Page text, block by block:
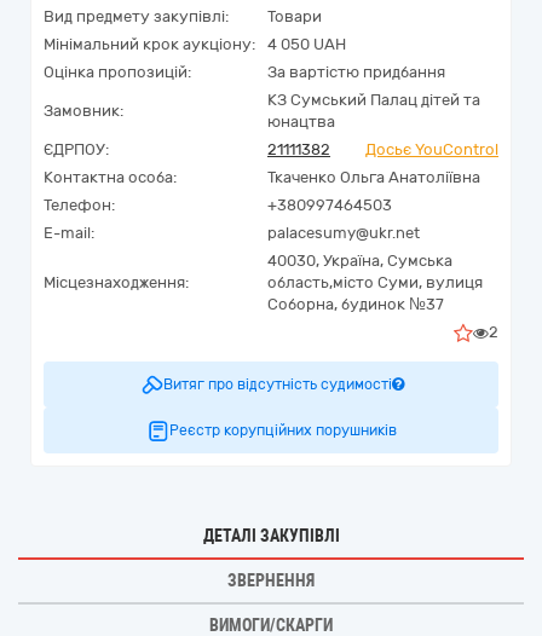
Вид предмету закупівлі:
Товари
Мінімальний крок аукціону:
4 050 UAH
Оцінка пропозицій:
За вартістю придбання
Замовник:
КЗ Сумський Палац дітей та
юнацтва
ЄДРПОУ:
21111382
Досьє YouControl
Контактна особа:
Ткаченко Ольга Анатоліївна
Телефон:
+380997464503
E-mail:
palacesumy@ukr.net
Місцезнаходження:
40030, Україна, Сумська
область,місто Суми, вулиця
Соборна, будинок №37
2
Витяг про відсутність судимості
Реєстр корупційних порушників
ДЕТАЛІ ЗАКУПІВЛІ
ЗВЕРНЕННЯ
ВИМОГИ/СКАРГИ